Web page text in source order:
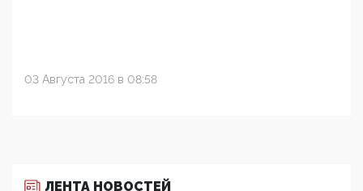
03 Августа 2016 в 08:58
ЛЕНТА НОВОСТЕЙ